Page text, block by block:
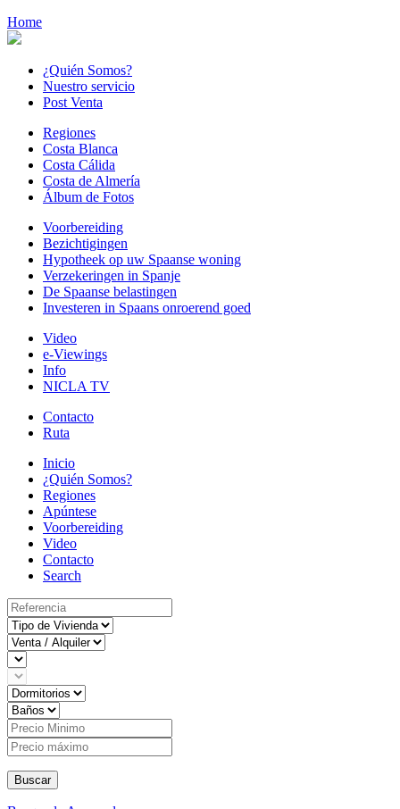
Home
¿Quién Somos?
Nuestro servicio
Post Venta
Regiones
Costa Blanca
Costa Cálida
Costa de Almería
Álbum de Fotos
Voorbereiding
Bezichtigingen
Hypotheek op uw Spaanse woning
Verzekeringen in Spanje
De Spaanse belastingen
Investeren in Spaans onroerend goed
Video
e-Viewings
Info
NICLA TV
Contacto
Ruta
Inicio
¿Quién Somos?
Regiones
Apúntese
Voorbereiding
Video
Contacto
Search
Buscar